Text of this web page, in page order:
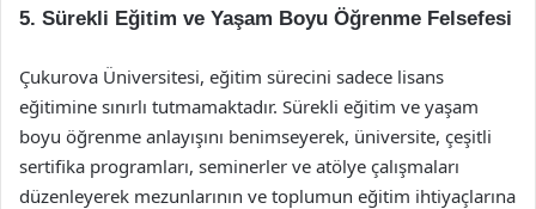
5. Sürekli Eğitim ve Yaşam Boyu Öğrenme Felsefesi
Çukurova Üniversitesi, eğitim sürecini sadece lisans
eğitimine sınırlı tutmamaktadır. Sürekli eğitim ve yaşam
boyu öğrenme anlayışını benimseyerek, üniversite, çeşitli
sertifika programları, seminerler ve atölye çalışmaları
düzenleyerek mezunlarının ve toplumun eğitim ihtiyaçlarına